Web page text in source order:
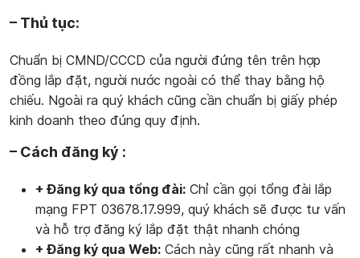
– Thủ tục:
Chuẩn bị CMND/CCCD của người đứng tên trên hợp
đồng lắp đặt, người nước ngoài có thể thay bằng hộ
chiếu. Ngoài ra quý khách cũng cần chuẩn bị giấy phép
kinh doanh theo đúng quy định.
– Cách đăng ký :
+ Đăng ký qua tổng đài: Chỉ cần gọi tổng đài lắp
mạng FPT 03678.17.999, quý khách sẽ được tư vấn
và hỗ trợ đăng ký lắp đặt thật nhanh chóng
+ Đăng ký qua Web: Cách này cũng rất nhanh và